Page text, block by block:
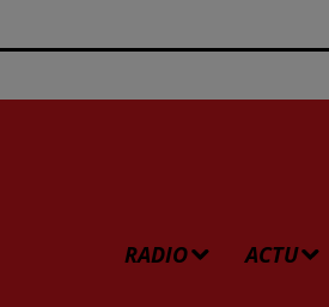
RADIO ACTU